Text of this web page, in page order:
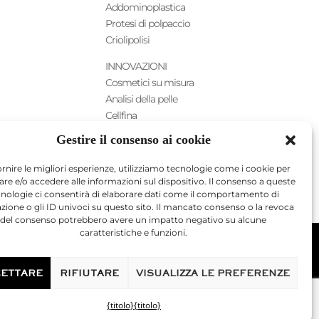
Gestire il consenso ai cookie
le migliori esperienze, utilizziamo tecnologie come i cookie per
e/o accedere alle informazioni sul dispositivo. Il consenso a queste
ci consentirà di elaborare dati come il comportamento di
o gli ID univoci su questo sito. Il mancato consenso o la revoca
del consenso potrebbero avere un impatto negativo su alcune
caratteristiche e funzioni.
RIFIUTARE VISUALIZZA LE PREFERENZE
{titolo}{titolo}
Addominoplastica
Protesi di polpaccio
Criolipolisi
INNOVAZIONI
Cosmetici su misura
Analisi della pelle
Cellfina
ORIGINE
Simulatore 3D
estetica. È iscritto all'Albo dei Medici delle